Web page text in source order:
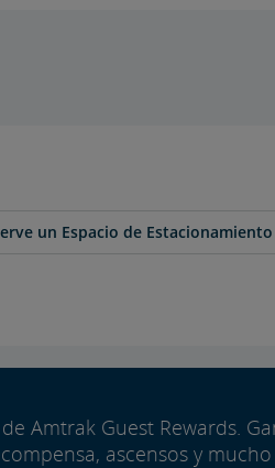
un Espacio de
Amtrak Guest Rewards.
ascensos y mucho